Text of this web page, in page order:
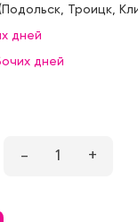
Подольск, Троицк,
дней
дней
– 1 +